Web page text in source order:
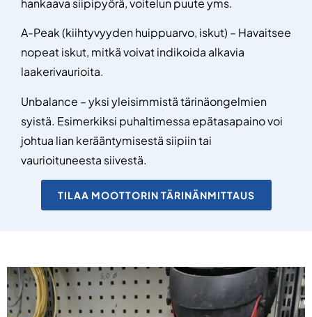
hankaava siipipyörä, voitelun puute yms.
A-Peak (kiihtyvyyden huippuarvo, iskut) – Havaitsee
nopeat iskut, mitkä voivat indikoida alkavia
laakerivaurioita.
Unbalance – yksi yleisimmistä tärinäongelmien
syistä. Esimerkiksi puhaltimessa epätasapaino voi
johtua lian kerääntymisestä siipiin tai
vaurioituneesta siivestä.
TILAA MOOTTORIN TÄRINÄNMITTAUS